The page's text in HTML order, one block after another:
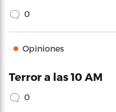
0
Opiniones
Terror a las 10 AM
0